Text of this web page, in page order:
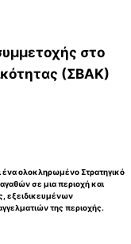
στο
(ΣΒΑΚ)
ένα ολοκληρωμένο Στρατηγικό
σε μια περιοχή και
εξειδικευμένων
της περιοχής.